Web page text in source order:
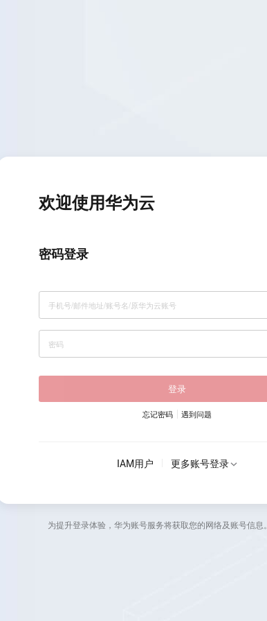
欢迎使用华为云
密码登录
登录
忘记密码 遇到问题
IAM用户 更多账号登录
为提升登录体验，华为账号服务将获取您的网络及账号信息。